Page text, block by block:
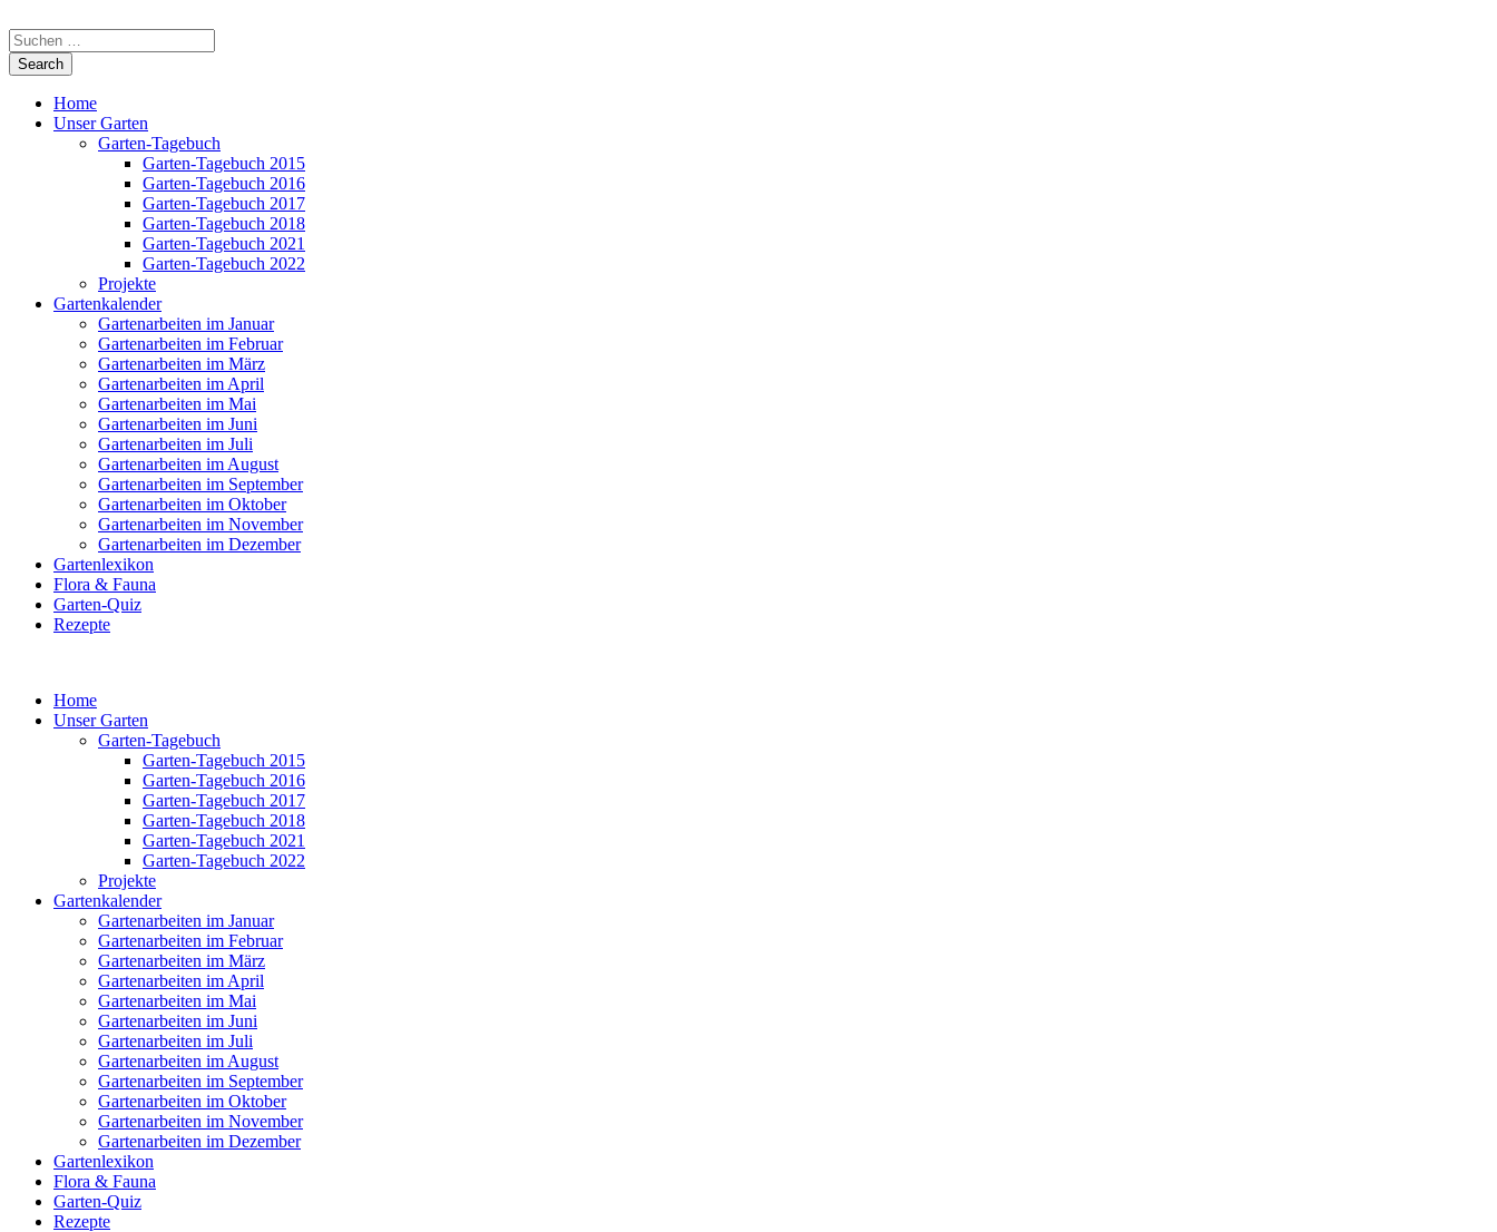
Home
Unser Garten
Garten-Tagebuch
Garten-Tagebuch 2015
Garten-Tagebuch 2016
Garten-Tagebuch 2017
Garten-Tagebuch 2018
Garten-Tagebuch 2021
Garten-Tagebuch 2022
Projekte
Gartenkalender
Gartenarbeiten im Januar
Gartenarbeiten im Februar
Gartenarbeiten im März
Gartenarbeiten im April
Gartenarbeiten im Mai
Gartenarbeiten im Juni
Gartenarbeiten im Juli
Gartenarbeiten im August
Gartenarbeiten im September
Gartenarbeiten im Oktober
Gartenarbeiten im November
Gartenarbeiten im Dezember
Gartenlexikon
Flora & Fauna
Garten-Quiz
Rezepte
Home
Unser Garten
Garten-Tagebuch
Garten-Tagebuch 2015
Garten-Tagebuch 2016
Garten-Tagebuch 2017
Garten-Tagebuch 2018
Garten-Tagebuch 2021
Garten-Tagebuch 2022
Projekte
Gartenkalender
Gartenarbeiten im Januar
Gartenarbeiten im Februar
Gartenarbeiten im März
Gartenarbeiten im April
Gartenarbeiten im Mai
Gartenarbeiten im Juni
Gartenarbeiten im Juli
Gartenarbeiten im August
Gartenarbeiten im September
Gartenarbeiten im Oktober
Gartenarbeiten im November
Gartenarbeiten im Dezember
Gartenlexikon
Flora & Fauna
Garten-Quiz
Rezepte